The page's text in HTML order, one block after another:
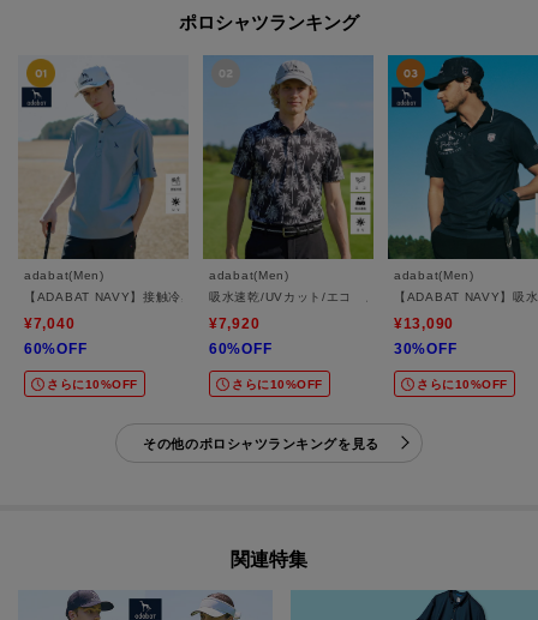
ポロシャツランキング
adabat(Men)
【ADABAT NAVY】接触冷感/抗菌防臭/UVカット クールデオドラントジャージ 半袖ポ
¥7,040
60%OFF
さらに10%OFF
adabat(Men)
吸水速乾/UVカット/エコ メッシュヤシプリント半袖ポ
¥7,920
60%OFF
さらに10%OFF
adabat(Men)
【ADABAT NAVY】吸
¥13,090
30%OFF
さらに10%OFF
その他のポロシャツランキングを見る
関連特集